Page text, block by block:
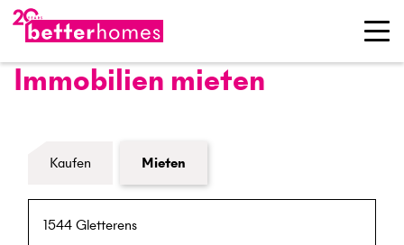
Immobilien mieten
Formular Immobiliensuche
Kaufen Mieten